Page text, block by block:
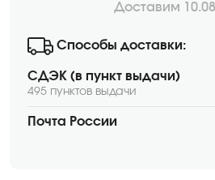
Доставим
Способы доставки:
СДЭК (в пункт выдачи)
495 пунктов выдачи
Почта России